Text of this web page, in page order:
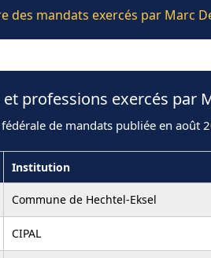
mandats exercés par Marc
professions exercés par
de mandats publiée en août
Institution
Commune de Hechtel-Eksel
CIPAL